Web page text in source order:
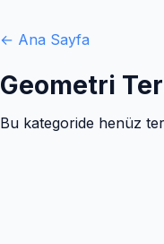
← Ana Sayfa
Geometri
Bu kategoride henüz